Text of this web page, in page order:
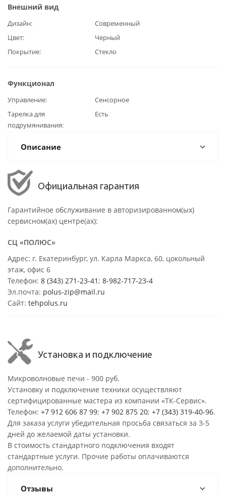
Внешний вид
Дизайн
Современный
Цвет
Черный
Покрытие
Стекло
Функционал
Управление
Сенсорное
Тарелка для
подрумянивания
Есть
Описание
Официальная гарантия
Гарантийное обслуживание в авторизированном(ых)
сервисном(ах) центре(ах):
СЦ «ПОЛЮС»
Адрес: г. Екатеринбург, ул. Карла Маркса, 60, цокольный
этаж, офис 6
Телефон: 8 (343) 271-23-41; 8-982-717-23-4
Эл.почта: polus-zip@mail.ru
Сайт: tehpolus.ru
Установка и подключение
Микроволновые печи - 900 руб.
Установку и подключение техники осуществляют
сертифицированные мастера из компании «ТК-Сервис».
Телефон: +7 912 606 87 99; +7 902 875 20; +7 (343) 319-40-96.
Для заказа услуги убедительная просьба связаться за 3-5
дней до желаемой даты установки.
В стоимость стандартного подключения входят
стандартные услуги. Прочие работы оплачиваются
дополнительно.
Отзывы